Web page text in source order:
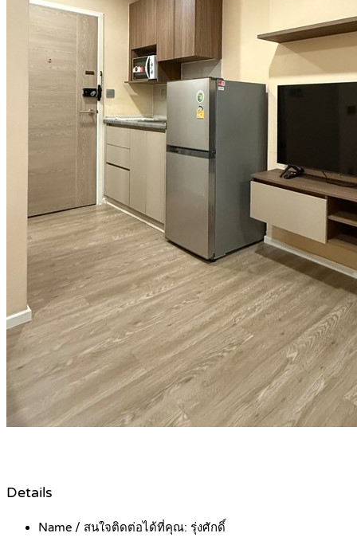
Details
Name / สนใจติดต่อได้ที่คุณ: รุ่งศักดิ์